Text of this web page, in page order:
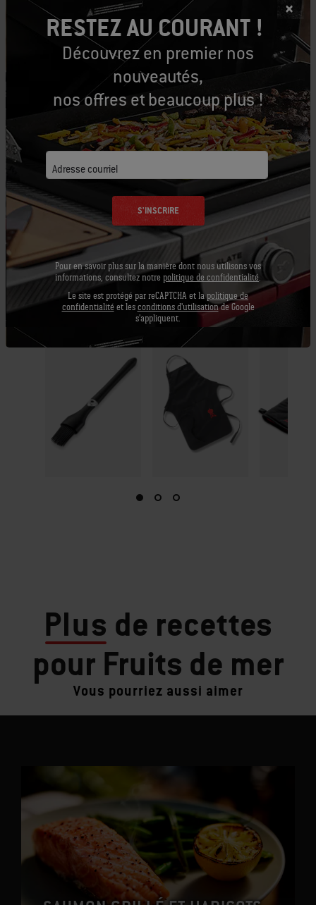
Équipons-nous
Outils conseillés
Pinceau à
badigeonner
Premium
Afficher
les
détails
Tablier - Noir
Afficher
les
détails
Gant de
Plus de recettes
pour Fruits de mer
Vous pourriez aussi aimer
RESTEZ AU COURANT !
Découvrez en premier nos
nouveautés,
nos offres et beaucoup plus !
Adresse courriel
S'INSCRIRE
Pour en savoir plus sur la manière dont nous utilisons vos
informations, consultez notre politique de confidentialité
Le site est protégé par reCAPTCHA et lapolitique de
confidentialité et les conditions d'utilisationde Google
s'appliquent.